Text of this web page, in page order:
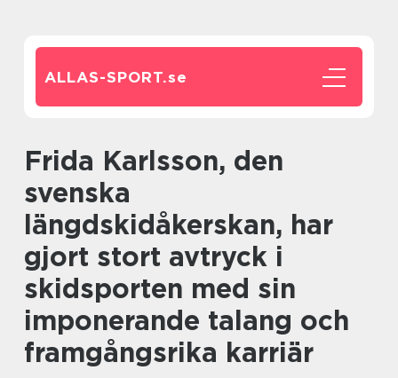
ALLAS-SPORT.se
Frida Karlsson, den
svenska
längdskidåkerskan, har
gjort stort avtryck i
skidsporten med sin
imponerande talang och
framgångsrika karriär